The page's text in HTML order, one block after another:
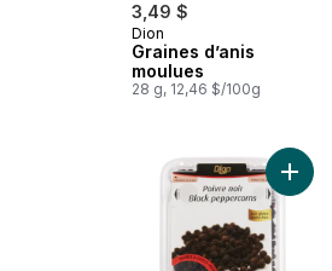
3,49 $
Dion
Graines d’anis
moulues
28 g, 12,46 $/100g